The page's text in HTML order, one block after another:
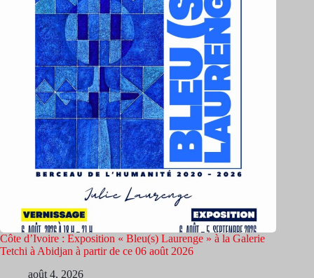
Côte d’Ivoire : Exposition « Bleu(s) Laurenge » à la Galerie
Tetchi à Abidjan à partir de ce 06 août 2026
août 4, 2026